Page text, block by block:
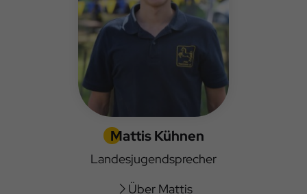
Mattis Kühnen
Landesjugendsprecher
Über Mattis